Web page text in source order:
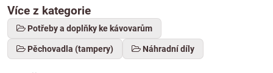
Více z kategorie
Potřeby a doplňky ke kávovarům
Pěchovadla (tampery) Náhradní díly